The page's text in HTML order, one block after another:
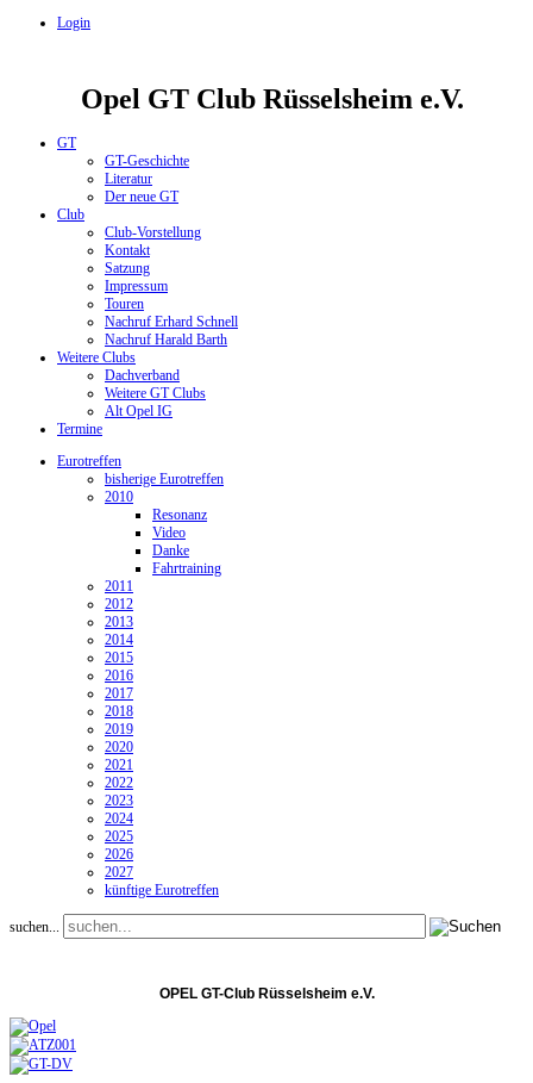
Login
Opel GT Club Rüsselsheim e.V.
GT
GT-Geschichte
Literatur
Der neue GT
Club
Club-Vorstellung
Kontakt
Satzung
Impressum
Touren
Nachruf Erhard Schnell
Nachruf Harald Barth
Weitere Clubs
Dachverband
Weitere GT Clubs
Alt Opel IG
Termine
Eurotreffen
bisherige Eurotreffen
2010
Resonanz
Video
Danke
Fahrtraining
2011
2012
2013
2014
2015
2016
2017
2018
2019
2020
2021
2022
2023
2024
2025
2026
2027
künftige Eurotreffen
suchen...
OPEL GT-Club Rüsselsheim e.V.